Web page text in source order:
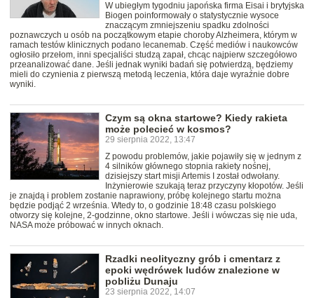
W ubiegłym tygodniu japońska firma Eisai i brytyjska
Biogen poinformowały o statystycznie wysoce
znaczącym zmniejszeniu spadku zdolności
poznawczych u osób na początkowym etapie choroby Alzheimera, którym w
ramach testów klinicznych podano lecanemab. Część mediów i naukowców
ogłosiło przełom, inni specjaliści studzą zapał, chcąc najpierw szczegółowo
przeanalizować dane. Jeśli jednak wyniki badań się potwierdzą, będziemy
mieli do czynienia z pierwszą metodą leczenia, która daje wyraźnie dobre
wyniki.
Czym są okna startowe? Kiedy rakieta
może polecieć w kosmos?
29 sierpnia 2022, 13:47
Z powodu problemów, jakie pojawiły się w jednym z
4 silników głównego stopnia rakiety nośnej,
dzisiejszy start misji Artemis I został odwołany.
Inżynierowie szukają teraz przyczyny kłopotów. Jeśli
je znajdą i problem zostanie naprawiony, próbę kolejnego startu można
będzie podjąć 2 września. Wtedy to, o godzinie 18:48 czasu polskiego
otworzy się kolejne, 2-godzinne, okno startowe. Jeśli i wówczas się nie uda,
NASA może próbować w innych oknach.
Rzadki neolityczny grób i cmentarz z
epoki wędrówek ludów znalezione w
pobliżu Dunaju
23 sierpnia 2022, 14:07